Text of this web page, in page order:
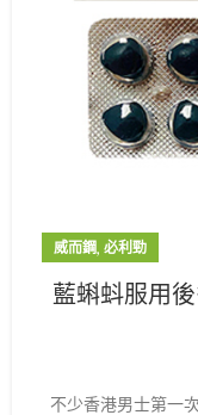
威而鋼, 必利勁
藍蝌蚪服用
不少香港男士第一